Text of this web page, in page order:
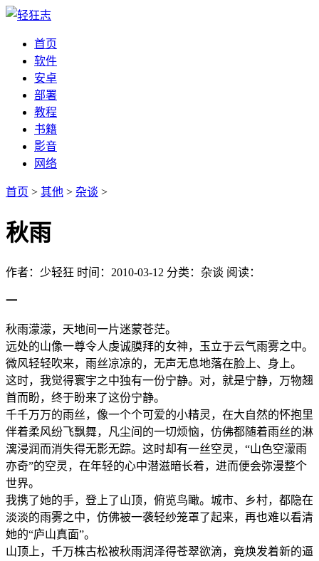
首页
软件
安卓
部署
教程
书籍
影音
网络
首页 > 其他 > 杂谈 >
秋雨
作者：少轻狂 时间：2010-03-12 分类：杂谈 阅读：
一
秋雨濛濛，天地间一片迷蒙苍茫。
远处的山像一尊令人虔诚膜拜的女神，玉立于云气雨雾之中。
微风轻轻吹来，雨丝凉凉的，无声无息地落在脸上、身上。
这时，我觉得寰宇之中独有一份宁静。对，就是宁静，万物翘
首而盼，终于盼来了这份宁静。
千千万万的雨丝，像一个个可爱的小精灵，在大自然的怀抱里
伴着柔风纷飞飘舞，凡尘间的一切烦恼，仿佛都随着雨丝的淋
漓浸润而消失得无影无踪。这时却有一丝空灵，“山色空濛雨
亦奇”的空灵，在年轻的心中潜滋暗长着，进而便会弥漫整个
世界。
我携了她的手，登上了山顶，俯览鸟瞰。城市、乡村，都隐在
淡淡的雨雾之中，仿佛被一袭轻纱笼罩了起来，再也难以看清
她的“庐山真面”。
山顶上，千万株古松被秋雨润泽得苍翠欲滴，竟焕发着新的逼